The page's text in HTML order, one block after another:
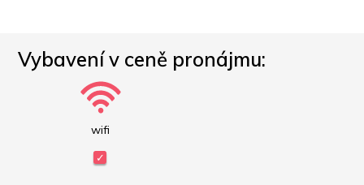
Vybavení v ceně pronájmu:
wifi